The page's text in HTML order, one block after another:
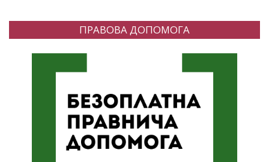
ПРАВОВА ДОПОМОГА